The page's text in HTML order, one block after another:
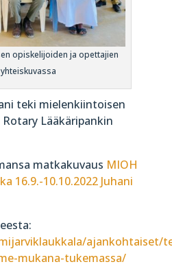
opiskelijoiden ja opettajien
teki mielenkiintoisen
Lääkäripankin
matkakuvaus MIOH
16.9.-10.10.2022 Juhani
ajankohtaiset/
mukana-tukemassa/